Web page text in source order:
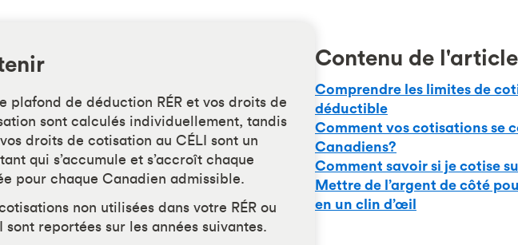
plafond de déduction RÉR et vos droits de
sont calculés individuellement, tandis
droits de cotisation au CÉLI sont un
qui s’accumule et s’accroît chaque
pour chaque Canadien admissible.
non utilisées dans votre RÉR ou
sont reportées sur les années suivantes.
Contenu de l'article
Comprendre les limites de
déductible
Comment vos cotisations se
Canadiens?
Comment savoir si je cotise
Mettre de l’argent de côté
en un clin d’œil